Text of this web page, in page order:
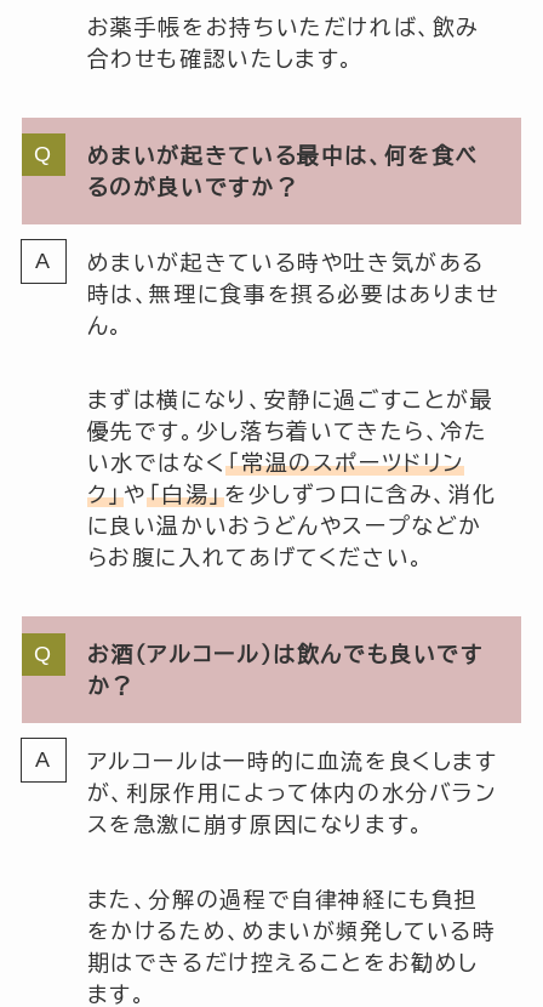
お薬手帳をお持ちいただければ、飲み
合わせも確認いたします。
めまいが起きている最中は、何を食べ
るのが良いですか？
めまいが起きている時や吐き気がある
時は、無理に食事を摂る必要はありませ
ん。
まずは横になり、安静に過ごすことが最
優先です。少し落ち着いてきたら、冷た
い水ではなく「常温のスポーツドリン
ク」や「白湯」を少しずつ口に含み、消化
に良い温かいおうどんやスープなどか
らお腹に入れてあげてください。
お酒（アルコール）は飲んでも良いです
か？
アルコールは一時的に血流を良くします
が、利尿作用によって体内の水分バラン
スを急激に崩す原因になります。
また、分解の過程で自律神経にも負担
をかけるため、めまいが頻発している時
期はできるだけ控えることをお勧めし
ます。